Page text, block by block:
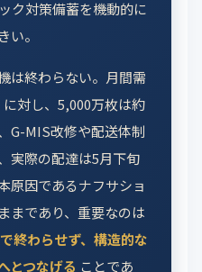
ク対策備蓄を機動的に
い。
は終わらない。月間需
対し、5,000万枚は約
G-MIS改修や配送体制
実際の配達は5月下旬
原因であるナフサショ
まであり、重要なのは
終わらせず、構造的な
とつなげる ことであ